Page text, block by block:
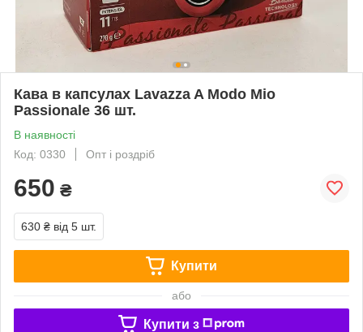
Кава в капсулах Lavazza A Modo Mio
Passionale 36 шт.
В наявності
Код: 0330
Опт і роздріб
650 ₴
630 ₴ від 5 шт.
Купити
або
Купити з